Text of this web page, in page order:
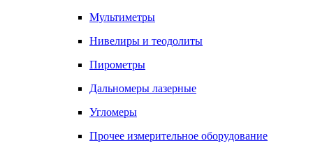
Мультиметры
Нивелиры и теодолиты
Пирометры
Дальномеры лазерные
Угломеры
Прочее измерительное оборудование